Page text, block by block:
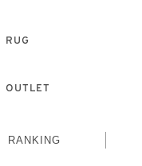
RUG
OUTLET
RANKING